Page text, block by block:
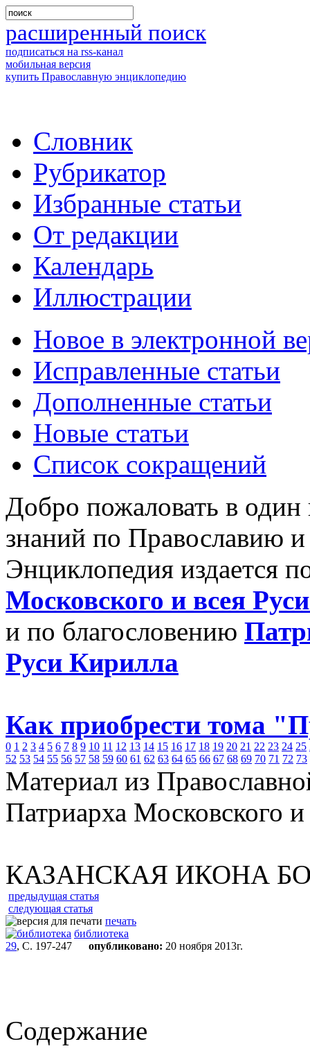
расширенный поиск
подписаться на rss-канал
мобильная версия
купить Православную энциклопедию
Словник
Рубрикатор
Избранные статьи
От редакции
Календарь
Иллюстрации
Новое в электронной
Исправленные статьи
Дополненные статьи
Новые статьи
Список сокращений
Добро пожаловать в
знаний по Православию
Энциклопедия издается
Московского и всея
и по благословению
Руси Кирилла
Как приобрести тома
0 1 2 3 4 5 6 7 8 9 10 11 12 13 14 15 16 17 18 19 20 21 22 23 24 25
52 53 54 55 56 57 58 59 60 61 62 63 64 65 66 67 68 69 70 71 72 73
Материал из
Патриарха Московского
КАЗАНСКАЯ ИКОНА
предыдущая статья
следующая статья
печать
библиотека
29, С. 197-247 опубликовано: 20 ноября 2013г.
Содержание